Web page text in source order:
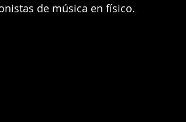
de música en físico.